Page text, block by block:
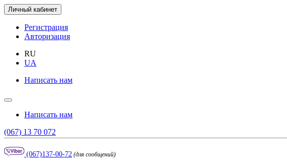
Личный кабинет
Регистрация
Авторизация
RU
UA
Написать нам
Написать нам
(067) 13 70 072
(067)137-00-72 (для сообщений)